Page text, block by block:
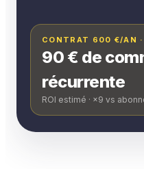
CONTRAT 600 €/AN
90 € de
récurrente
ROI estimé · ×9 vs